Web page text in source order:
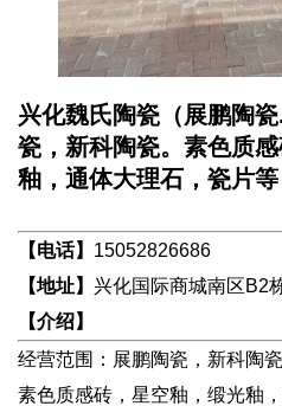
兴化魏氏陶瓷（展鹏陶
瓷，新科陶瓷。素色质
釉，通体大理石，瓷片等
【电话】 15052826686
【地址】 兴化国际商城南区B2
【介绍】
经营范围：展鹏陶瓷，新科陶瓷
素色质感砖，星空釉，缎光釉